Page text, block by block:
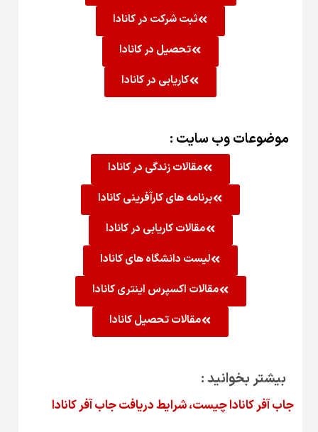
ثبت شرکت در کانادا
تحصیل در کانادا
کاریابی در کانادا
موضوعات وب سایت :
مقالات زندگی در کانادا
برنامه های کارآفرینی کانادا
مقالات کاریابی در کانادا
لیست دانشگاه های کانادا
مقالات اکسپرس اینتری کانادا
مقالات تحصیل کانادا
بیشتر بخوانید :
جاب آفر کانادا چیست، شرایط دریافت جاب آفر کانادا